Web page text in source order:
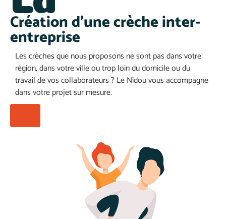
Création d'une crèche inter-
entreprise
Les crèches que nous proposons ne sont pas dans votre
région, dans votre ville ou trop loin du domicile ou du
travail de vos collaborateurs ? Le Nidou vous accompagne
dans votre projetsur mesure.